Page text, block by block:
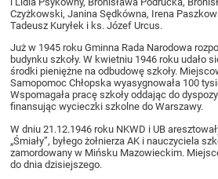
Czyżkowski, Janina Sędkówna, Irena
Tadeusz Kuryłek i ks. Józef Urcus.
Już w 1945 roku Gminna Rada Narodowa
budynku szkoły. W kwietniu 1946 roku udało
środki pieniężne na odbudowę szkoły.
Samopomoc Chłopska wyasygnowała 100
Wspomagała pracę szkoły oddając do
finansując wycieczki szkolne do Warszawy.
W dniu 21.12.1946 roku NKWD i UB
„Śmiały”, byłego żołnierza AK i nauczyciela
zamordowany w Mińsku Mazowieckim.
do dnia dzisiejszego.